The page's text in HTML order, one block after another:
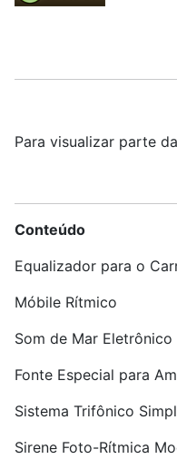
Para visualizar parte
Conteúdo
Equalizador para o
Móbile Rítmico
Som de Mar Eletrônico
Fonte Especial para
Sistema Trifônico
Sirene Foto-Rítmica